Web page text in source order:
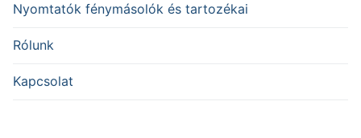
Nyomtatók fénymásolók és tartozékai
Rólunk
Kapcsolat